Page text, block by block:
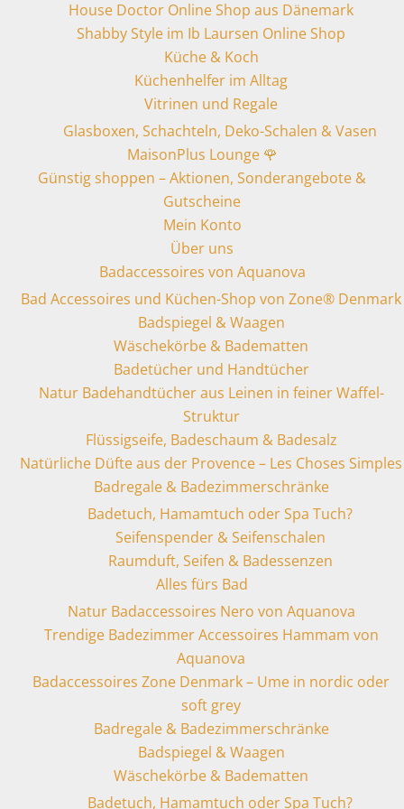
House Doctor Online Shop aus Dänemark
Shabby Style im Ib Laursen Online Shop
Küche & Koch
Küchenhelfer im Alltag
Vitrinen und Regale
Glasboxen, Schachteln, Deko-Schalen & Vasen
MaisonPlus Lounge 🌹
Günstig shoppen – Aktionen, Sonderangebote &
Gutscheine
Mein Konto
Über uns
Badaccessoires von Aquanova
Bad Accessoires und Küchen-Shop von Zone® Denmark
Badspiegel & Waagen
Wäschekörbe & Badematten
Badetücher und Handtücher
Natur Badehandtücher aus Leinen in feiner Waffel-
Struktur
Flüssigseife, Badeschaum & Badesalz
Natürliche Düfte aus der Provence – Les Choses Simples
Badregale & Badezimmerschränke
Badetuch, Hamamtuch oder Spa Tuch?
Seifenspender & Seifenschalen
Raumduft, Seifen & Badessenzen
Alles fürs Bad
Natur Badaccessoires Nero von Aquanova
Trendige Badezimmer Accessoires Hammam von
Aquanova
Badaccessoires Zone Denmark – Ume in nordic oder
soft grey
Badregale & Badezimmerschränke
Badspiegel & Waagen
Wäschekörbe & Badematten
Badetuch, Hamamtuch oder Spa Tuch?